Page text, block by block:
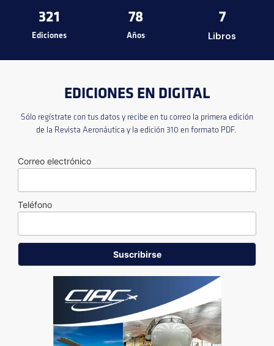
Ediciones
321
Años
78
Libros
7
EDICIONES EN DIGITAL
Sólo regístrate con tus datos y recibe en tu correo la primera edición
de la Revista Aeronáutica y la edición 310 en formato PDF.
Correo electrónico
Teléfono